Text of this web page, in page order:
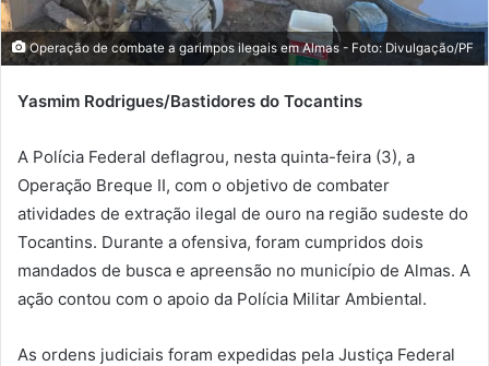
Operação de combate a garimpos ilegais em Almas - Foto: Divulgação/PF
Yasmim Rodrigues/Bastidores do Tocantins
A Polícia Federal deflagrou, nesta quinta-feira (3), a
Operação Breque II, com o objetivo de combater
atividades de extração ilegal de ouro na região sudeste do
Tocantins. Durante a ofensiva, foram cumpridos dois
mandados de busca e apreensão no município de Almas. A
ação contou com o apoio da Polícia Militar Ambiental.
As ordens judiciais foram expedidas pela Justiça Federal